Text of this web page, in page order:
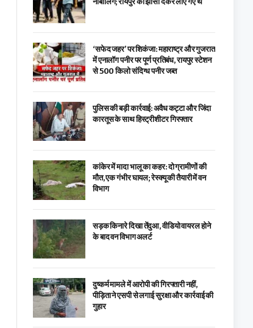
‘सफेद जहर’ पर शिकंजा: महाराष्ट्र और गुजरात
में एनालॉग पनीर पर पूर्ण प्रतिबंध, रायपुर स्टेशन
से 500 किलो संदिग्ध पनीर जब्त
पुलिस की बड़ी कार्रवाई: अवैध कट्टा और जिंदा
कारतूस के साथ हिस्ट्रीशीटर गिरफ्तार
कांकेर में मादा भालू का कहर: दो ग्रामीणों की
मौत, एक गंभीर घायल; रेस्क्यू की तैयारी में वन
विभाग
सड़क किनारे दिखा तेंदुआ, वीडियो वायरल होने
के बाद वन विभाग अलर्ट
दुष्कर्म मामले में आरोपी की गिरफ्तारी नहीं,
पीड़िता ने एसपी से लगाई सुरक्षा और कार्रवाई की
गुहार